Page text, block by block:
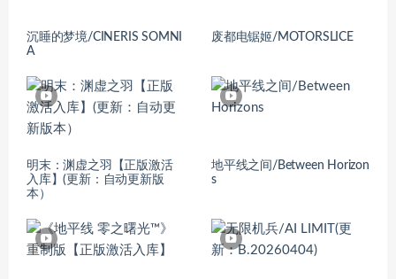
沉睡的梦境/CINERIS SOMNI
A
废都电锯姬/MOTORSLICE
明末：渊虚之羽【正版激活
入库】(更新：自动更新版
本）
地平线之间/Between Horizon
s